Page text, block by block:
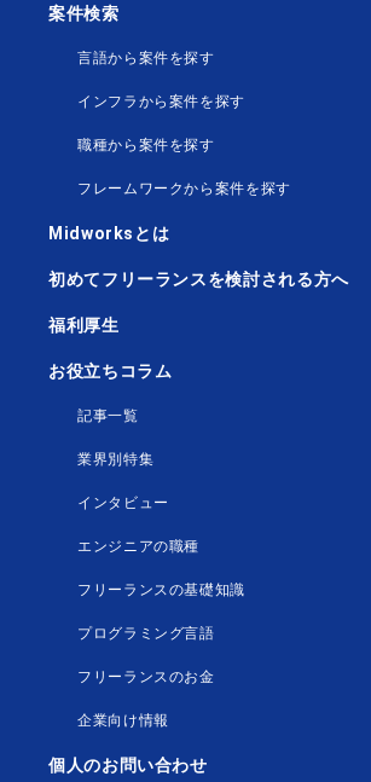
案件検索
言語から案件を探す
インフラから案件を探す
職種から案件を探す
フレームワークから案件を探す
Midworksとは
初めてフリーランスを検討される方へ
福利厚生
お役立ちコラム
記事一覧
業界別特集
インタビュー
エンジニアの職種
フリーランスの基礎知識
プログラミング言語
フリーランスのお金
企業向け情報
個人のお問い合わせ